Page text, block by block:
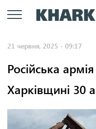
21 червня, 2025 - 09:17
Російська
Харківщині 30